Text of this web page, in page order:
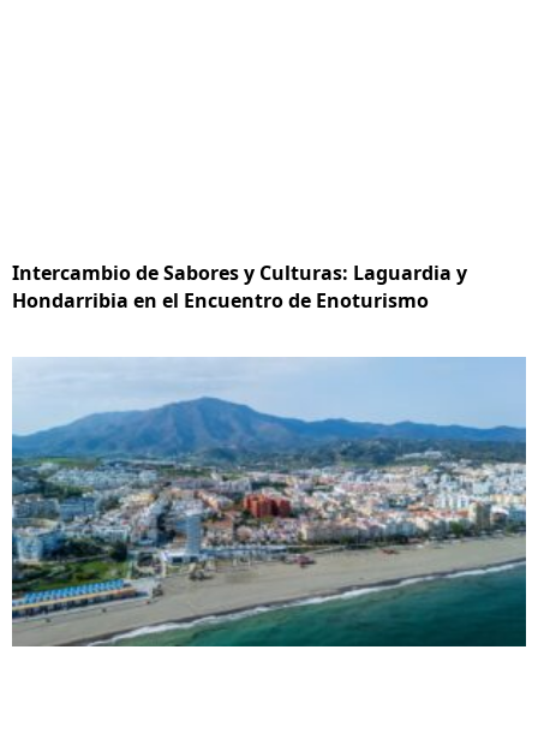
Intercambio de Sabores y Culturas: Laguardia y
Hondarribia en el Encuentro de Enoturismo